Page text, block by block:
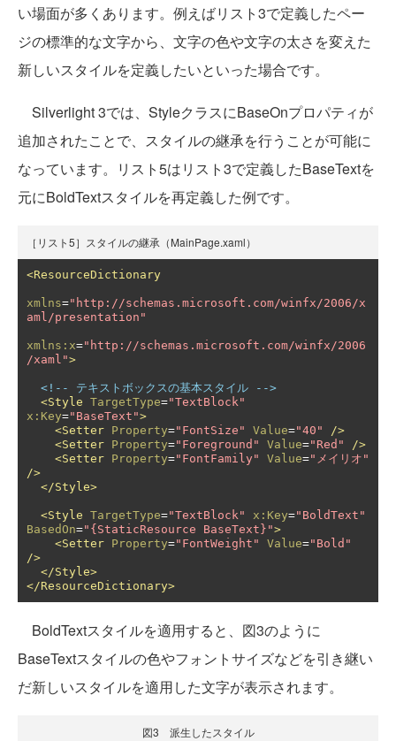
い場面が多くあります。例えばリスト3で定義したペー
ジの標準的な文字から、文字の色や文字の太さを変えた
新しいスタイルを定義したいといった場合です。
Silverlight 3では、StyleクラスにBaseOnプロパティが
追加されたことで、スタイルの継承を行うことが可能に
なっています。リスト5はリスト3で定義したBaseTextを
元にBoldTextスタイルを再定義した例です。
［リスト5］スタイルの継承（MainPage.xaml）
<ResourceDictionary
xmlns="http://schemas.microsoft.com/winfx/2006/x
aml/presentation"
xmlns:x="http://schemas.microsoft.com/winfx/2006
/xaml">
<!-- テキストボックスの基本スタイル -->
<Style TargetType="TextBlock"
x:Key="BaseText">
<Setter Property="FontSize" Value="40"
/>
<Setter Property="Foreground" Value="Red"
/>
<Setter Property="FontFamily" Value="メイリオ"
/>
</Style>
<Style TargetType="TextBlock" x:Key="BoldText"
BasedOn="{StaticResource BaseText}">
<Setter Property="FontWeight" Value="Bold"
/>
</Style>
</ResourceDictionary>
BoldTextスタイルを適用すると、図3のように
BaseTextスタイルの色やフォントサイズなどを引き継い
だ新しいスタイルを適用した文字が表示されます。
図3 派生したスタイル